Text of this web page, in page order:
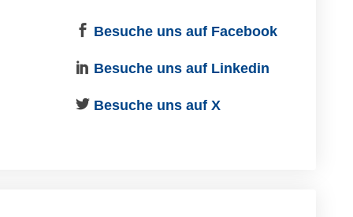
Besuche uns auf Facebook
Besuche uns auf Linkedin
Besuche uns auf X